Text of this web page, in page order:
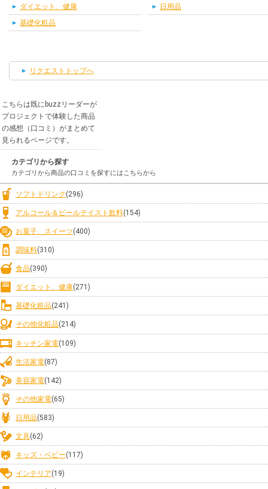
ダイエット、健康
基礎化粧品
日用品
リクエストトップへ
こちらは既にbuzzリーダーが
プロジェクトで体験した商品
の感想（口コミ）がまとめて
見られるページです。
カテゴリから探す
カテゴリから商品の口コミを探すにはこちらから
ソフトドリンク (296)
アルコール＆ビールテイスト飲料(154)
お菓子、スイーツ(400)
調味料(310)
食品(390)
ダイエット、健康(271)
基礎化粧品(241)
その他化粧品(214)
キッチン家電(109)
生活家電(87)
美容家電(142)
その他家電(65)
日用品(583)
文具(62)
キッズ・ベビー(117)
インテリア(19)